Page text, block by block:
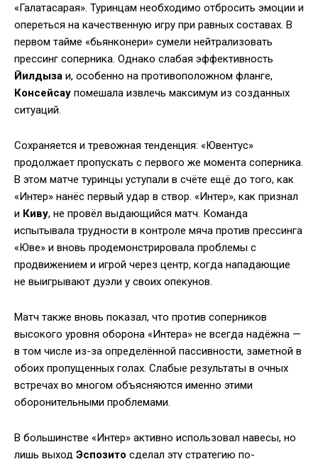
«Галатасарая». Туринцам необходимо отбросить эмоции и
опереться на качественную игру при равных составах. В
первом тайме «бьянконери» сумели нейтрализовать
прессинг соперника. Однако слабая эффективность
Йилдыза и, особенно на противоположном фланге,
Консейсау помешала извлечь максимум из созданных
ситуаций.
Сохраняется и тревожная тенденция: «Ювентус»
продолжает пропускать с первого же момента соперника.
В этом матче туринцы уступали в счёте ещё до того, как
«Интер» нанёс первый удар в створ. «Интер», как признал
и Киву, не провёл выдающийся матч. Команда
испытывала трудности в контроле мяча против прессинга
«Юве» и вновь продемонстрировала проблемы с
продвижением и игрой через центр, когда нападающие
не выигрывают дуэли у своих опекунов.
Матч также вновь показал, что против соперников
высокого уровня оборона «Интера» не всегда надёжна —
в том числе из-за определённой пассивности, заметной в
обоих пропущенных голах. Слабые результаты в очных
встречах во многом объясняются именно этими
оборонительными проблемами.
В большинстве «Интер» активно использовал навесы, но
лишь выход Эспозито сделал эту стратегию по-